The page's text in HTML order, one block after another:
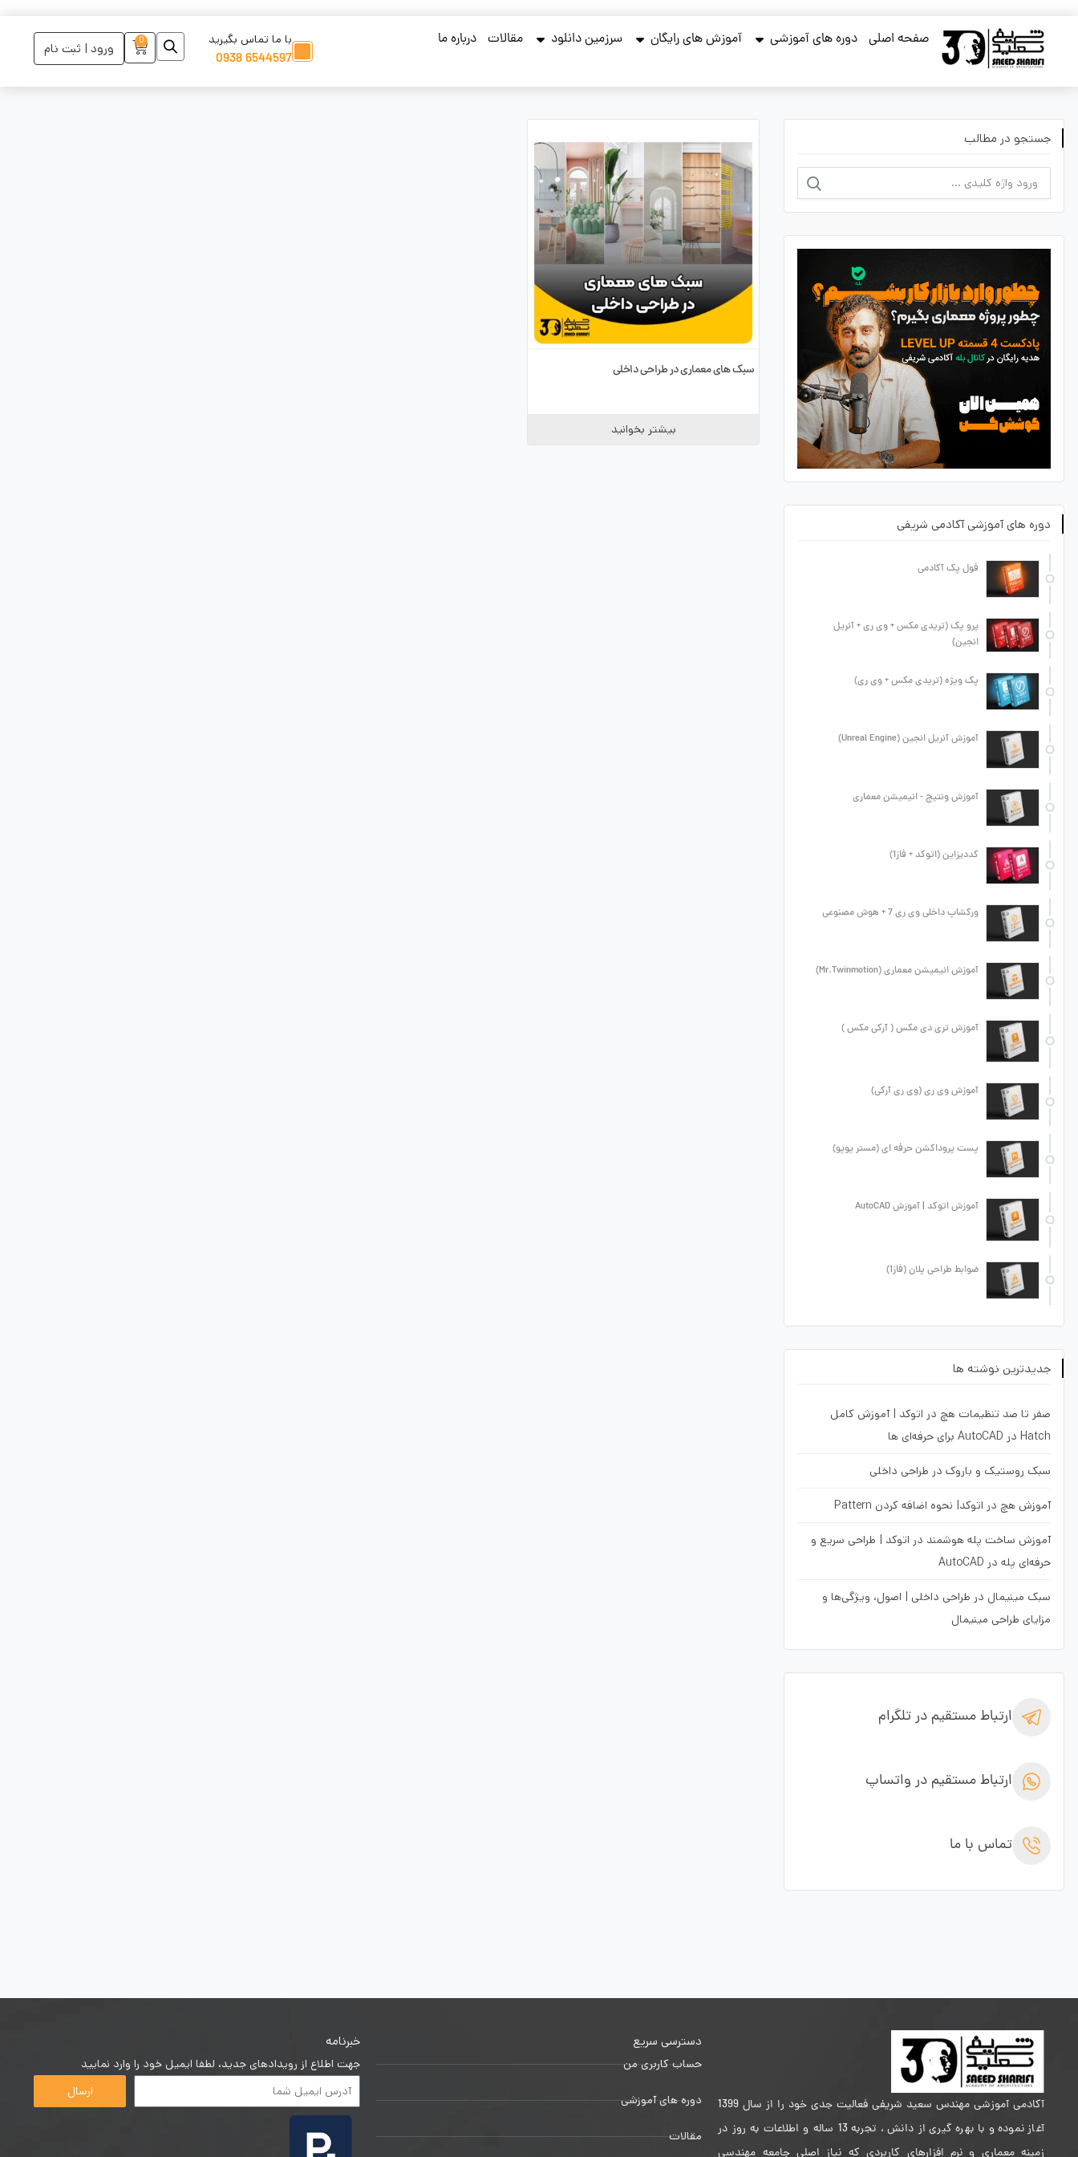
صفحه اصلی دوره های آموزشی آموزش های رایگان سرزمین دانلود مقالات درباره ما ورود | ثبت نام 0 با ما تماس بگیرید
6544597 0938
سبک های معماری در طراحی داخلی
بیشتر بخوانید
جستجو در مطالب
دوره های آموزشی آکادمی شریفی
فول پک آکادمی
پرو پک (تریدی مکس + وی ری + آنریل
انجین)
پک ویژه (تریدی مکس + وی ری)
آموزش آنریل انجین (Unreal Engine)
آموزش ونتیج - انیمیشن معماری
کددیزاین (اتوکد + فاز1)
ورکشاپ داخلی وی ری 7 + هوش مصنوعی
آموزش انیمیشن معماری (Mr.Twinmotion)
آموزش تری دی مکس ( آرکی مکس )
آموزش وی ری (وی ری آرکی)
پست پروداکشن حرفه ای (مستر پوپو)
آموزش اتوکد | آموزش AutoCAD
ضوابط طراحی پلان (فاز1)
جدیدترین نوشته ها
صفر تا صد تنظیمات هچ در اتوکد | آموزش کامل
Hatch در AutoCAD برای حرفه‌ای ها
سبک روستیک و باروک در طراحی داخلی
آموزش هچ در اتوکد| نحوه اضافه کردن Pattern
آموزش ساخت پله هوشمند در اتوکد | طراحی سریع و
حرفه‌ای پله در AutoCAD
سبک مینیمال در طراحی داخلی | اصول، ویژگی‌ها و
مزایای طراحی مینیمال
ارتباط مستقیم در تلگرام
ارتباط مستقیم در واتساپ
تماس با ما
آکادمی آموزشی مهندس سعید شریفی فعالیت جدی خود را از سال 1399
آغاز نموده و با بهره گیری از دانش ، تجربه 13 ساله و اطلاعات به روز در
زمینه معماری و نرم افزارهای کاربردی که نیاز اصلی جامعه مهندسی
دسترسی سریع
حساب کاربری من
دوره های آموزشی
مقالات
خبرنامه
جهت اطلاع از رویدادهای جدید، لطفا ایمیل خود را وارد نمایید
ارسال